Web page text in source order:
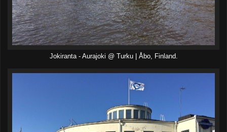
Jokiranta - Aurajoki @ Turku | Åbo, Finland.